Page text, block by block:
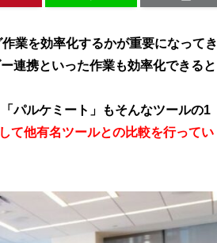
業を効率化するかが重要になってき
連携といった作業も効率化できると
パルケミート」もそんなツールの1
て他有名ツールとの比較を行ってい